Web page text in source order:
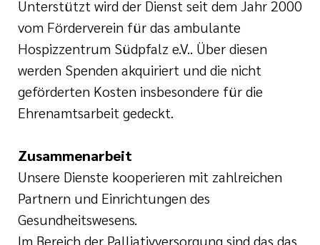
Unterstützt wird der Dienst seit dem Jahr 2000
vom Förderverein für das ambulante
Hospizzentrum Südpfalz e.V.. Über diesen
werden Spenden akquiriert und die nicht
geförderten Kosten insbesondere für die
Ehrenamtsarbeit gedeckt.
Zusammenarbeit
Unsere Dienste kooperieren mit zahlreichen
Partnern und Einrichtungen des
Gesundheitswesens.
Im Bereich der Palliativversorgung sind das das